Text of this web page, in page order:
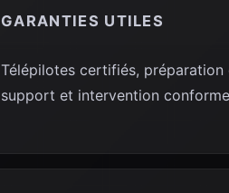
GARANTIES UTILES
Télépilotes certifiés,
support et intervention